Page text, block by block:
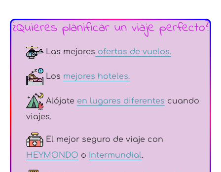
¿Quieres planificar un viaje perfecto?
Las mejores ofertas de vuelos.
Los mejores hoteles.
Alójate en lugares diferentes cuando
viajes.
El mejor seguro de viaje con
HEYMONDO o Intermundial.